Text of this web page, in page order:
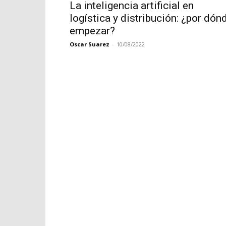
La inteligencia artificial en
logística y distribución: ¿por
empezar?
Oscar Suarez - 10/08/2022